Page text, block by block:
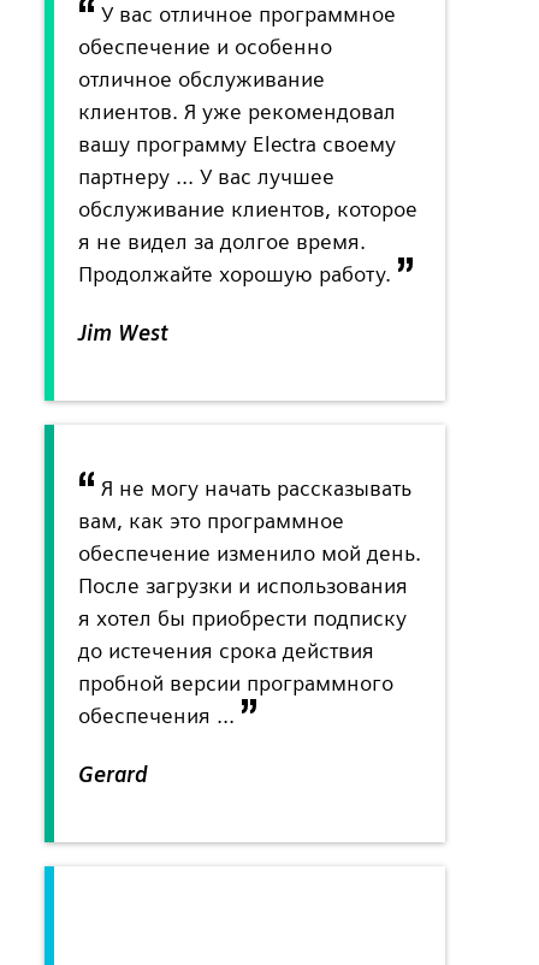
У вас отличное программное
обеспечение и особенно
отличное обслуживание
клиентов. Я уже рекомендовал
вашу программу Electra своему
партнеру ... У вас лучшее
обслуживание клиентов, которое
я не видел за долгое время.
Продолжайте хорошую работу.
Jim West
Я не могу начать рассказывать
вам, как это программное
обеспечение изменило мой день.
После загрузки и использования
я хотел бы приобрести подписку
до истечения срока действия
пробной версии программного
обеспечения ...
Gerard